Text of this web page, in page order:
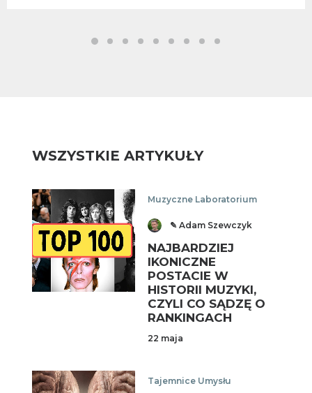
WSZYSTKIE ARTYKUŁY
Muzyczne Laboratorium
✎ Adam Szewczyk
NAJBARDZIEJ
IKONICZNE
POSTACIE W
HISTORII MUZYKI,
CZYLI CO SĄDZĘ O
RANKINGACH
22 maja
Tajemnice Umysłu